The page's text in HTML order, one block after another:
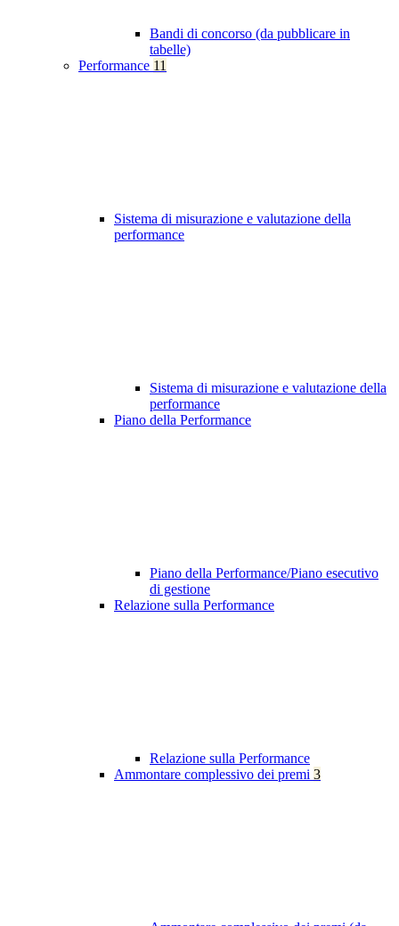
Bandi di concorso (da pubblicare in
tabelle)
Performance 11
Sistema di misurazione e valutazione della
performance
Sistema di misurazione e valutazione della
performance
Piano della Performance
Piano della Performance/Piano esecutivo
di gestione
Relazione sulla Performance
Relazione sulla Performance
Ammontare complessivo dei premi 3